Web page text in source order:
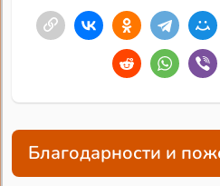
Благодарности и